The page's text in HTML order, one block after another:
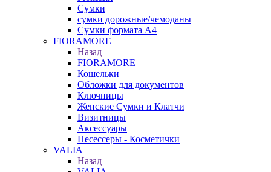
Сумки
сумки дорожные/чемоданы
Сумки формата А4
FIORAMORE
Назад
FIORAMORE
Кошельки
Обложки для документов
Ключницы
Женские Сумки и Клатчи
Визитницы
Аксессуары
Несессеры - Косметички
VALIA
Назад